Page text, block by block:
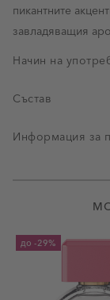
пикантните
завладяващия
Начин на
Състав
Информация за
до -29%